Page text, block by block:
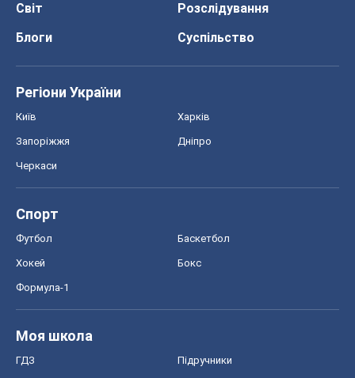
Світ
Розслідування
Блоги
Суспільство
Регіони України
Київ Харків
Запоріжжя Дніпро
Черкаси
Спорт
Футбол Баскетбол
Хокей Бокс
Формула-1
Моя школа
ГДЗ Підручники